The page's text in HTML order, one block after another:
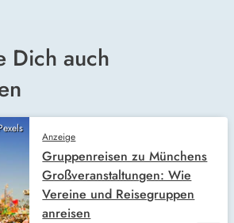
Dich auch
Anzeige
Gruppenreisen zu Münchens
Großveranstaltungen: Wie
Vereine und Reisegruppen
anreisen